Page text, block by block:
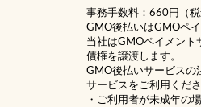
事務手数料：660円（税
GMO後払いはGMOペ
当社はGMOペイメント
債権を譲渡します。
GMO後払いサービスの
サービスをご利用くださ
・ご利用者が未成年の